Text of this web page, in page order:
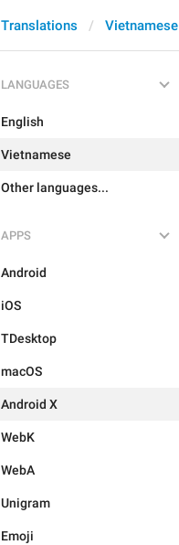
Translations Vietnamese
LANGUAGES
English
Vietnamese
Other languages...
APPS
Android
iOS
TDesktop
macOS
Android X
WebK
WebA
Unigram
Emoji